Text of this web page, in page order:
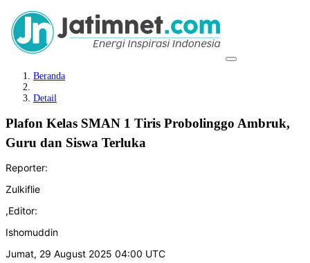
Beranda
Detail
Plafon Kelas SMAN 1 Tiris Probolinggo Ambruk,
Guru dan Siswa Terluka
Reporter:
Zulkiflie
,Editor:
Ishomuddin
Jumat, 29 August 2025 04:00 UTC